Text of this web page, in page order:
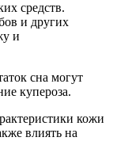
средств.
и других
и
сна могут
купероза.
кожи
влиять на